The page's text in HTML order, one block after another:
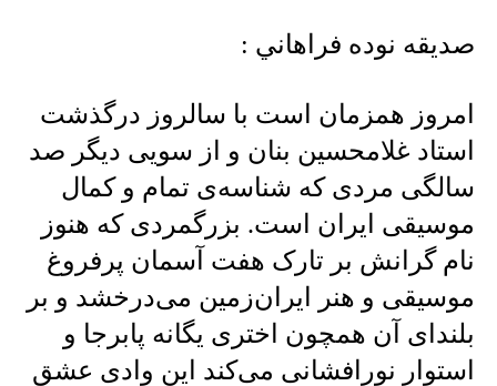
صديقه نوده فراهاني :
امروز همزمان است با سالروز درگذشت
استاد غلامحسین بنان و از سویی دیگر صد
سالگی مردی که شناسه‌ی تمام و کمال
موسیقی ایران است. بزرگمردی که هنوز
نام گرانش بر تارک هفت آسمان پرفروغ
موسیقی و هنر ایران‌زمین می‌درخشد و بر
بلندای آن همچون اختری یگانه پابرجا و
استوار نورافشانی می‌کند این وادی عشق